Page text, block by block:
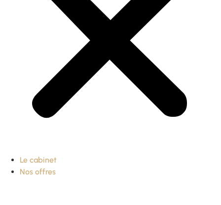
Le cabinet
Nos offres